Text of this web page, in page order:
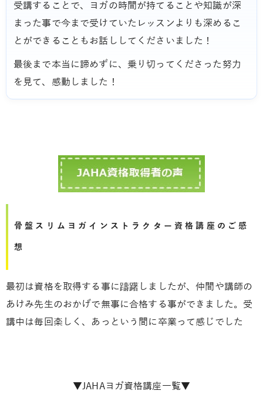
受講することで、ヨガの時間が持てることや知識が深
まった事で今まで受けていたレッスンよりも深めるこ
とができることもお話ししてくださいました！
最後まで本当に諦めずに、乗り切ってくださった努力
を見て、感動しました！
骨盤スリムヨガインストラクター資格講座のご感
想
最初は資格を取得する事に躊躇しましたが、仲間や講師の
あけみ先生のおかげで無事に合格する事ができました。受
講中は毎回楽しく、あっという間に卒業って感じでした
▼JAHAヨガ資格講座一覧▼